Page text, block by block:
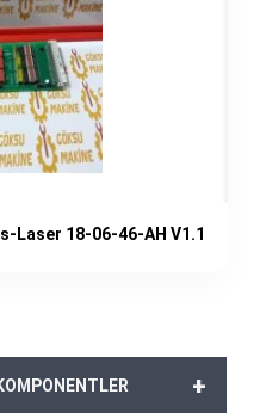
Laser 18-06-46-AH V1.1
+